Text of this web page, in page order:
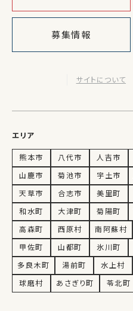
募集情報
サイトについて
エリア
熊本市 八代市 人吉市
山鹿市
菊池市 宇土市
天草市
合志市 美里町
和水町
大津町 菊陽町
高森町
西原村 南阿蘇村
甲佐町
山都町 氷川町
多良木町
湯前町 水上村
球磨村
あさぎり町 苓北町